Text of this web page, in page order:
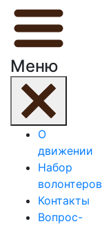
Меню
О
движении
Набор
волонтеров
Контакты
Вопрос-